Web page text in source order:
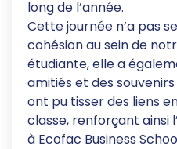
long de l’année.
Cette journée n’a pas
cohésion au sein de
étudiante, elle a
amitiés et des
ont pu tisser des liens
classe, renforçant ainsi
à Ecofac Business